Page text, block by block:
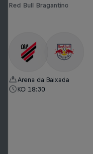
Red Bull Bragantino
Arena da Baixada
KO 18:30